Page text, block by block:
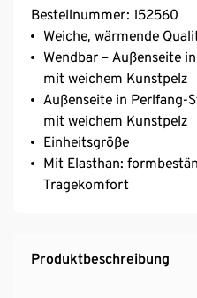
Bestellnummer: 152560
Weiche, wärmende
Wendbar – Außenseite
mit weichem Kunstpelz
Außenseite in Perlfang-
mit weichem Kunstpelz
Einheitsgröße
Mit Elasthan:
Tragekomfort
Produktbeschreibung